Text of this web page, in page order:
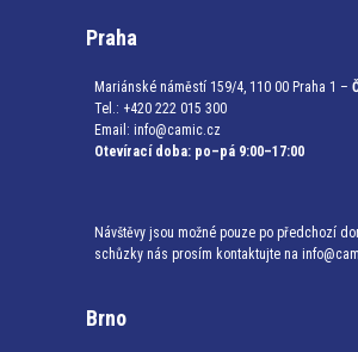
Praha
Mariánské náměstí 159/4, 110 00 Praha 1 –
Tel.: +420 222 015 300
Email: info@camic.cz
Otevírací doba: po–pá 9:00–17:00
Návštěvy jsou možné pouze po předchozí
schůzky nás prosím kontaktujte na
Brno